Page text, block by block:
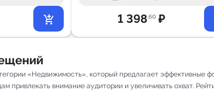
1 398.60 ₽
«Недвижимость», который предлагает эффективные
привлекать внимание аудитории и увеличивать охват.